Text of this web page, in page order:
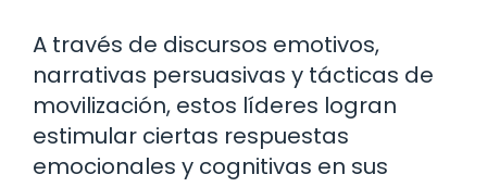
A través de discursos emotivos,
narrativas persuasivas y tácticas de
movilización, estos líderes logran
estimular ciertas respuestas
emocionales y cognitivas en sus